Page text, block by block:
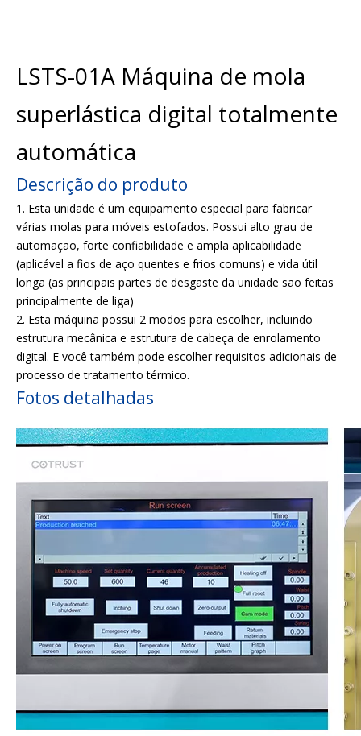
LSTS-01A Máquina de mola
superlástica digital totalmente
automática
Descrição do produto
1. Esta unidade é um equipamento especial para fabricar
várias molas para móveis estofados. Possui alto grau de
automação, forte confiabilidade e ampla aplicabilidade
(aplicável a fios de aço quentes e frios comuns) e vida útil
longa (as principais partes de desgaste da unidade são feitas
principalmente de liga)
2. Esta máquina possui 2 modos para escolher, incluindo
estrutura mecânica e estrutura de cabeça de enrolamento
digital. E você também pode escolher requisitos adicionais de
processo de tratamento térmico.
Fotos detalhadas